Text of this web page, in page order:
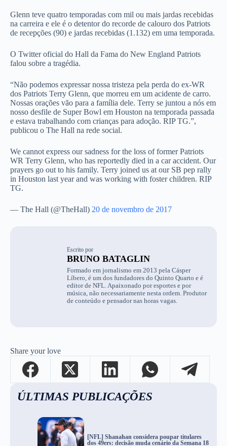
Glenn teve quatro temporadas com mil ou mais jardas recebidas
na carreira e ele é o detentor do recorde de calouro dos Patriots
de recepções (90) e jardas recebidas (1.132) em uma temporada.
O Twitter oficial do Hall da Fama do New England Patriots
falou sobre a tragédia.
“Não podemos expressar nossa tristeza pela perda do ex-WR
dos Patriots Terry Glenn, que morreu em um acidente de carro.
Nossas orações vão para a família dele. Terry se juntou a nós em
nosso desfile de Super Bowl em Houston na temporada passada
e estava trabalhando com crianças para adoção. RIP TG.”,
publicou o The Hall na rede social.
We cannot express our sadness for the loss of former Patriots
WR Terry Glenn, who has reportedly died in a car accident. Our
prayers go out to his family. Terry joined us at our SB pep rally
in Houston last year and was working with foster children. RIP
TG.
— The Hall (@TheHall) 20 de novembro de 2017
Escrito por
BRUNO BATAGLIN
Formado em jornalismo em 2013 pela Cásper
Líbero, é um dos fundadores do Quinto Quarto e é
editor de NFL. Apaixonado por esportes e por
música, não necessariamente nesta ordem. Produtor
de conteúdo e pensador nas horas vagas.
Share your love
ÚLTIMAS PUBLICAÇÕES
[NFL] Shanahan considera poupar titulares
dos 49ers: decisão muda cenário da Semana 18